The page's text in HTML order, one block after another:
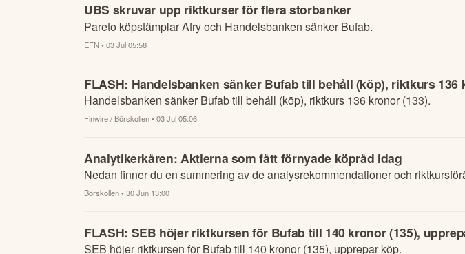
UBS skruvar upp riktkurser för flera storbanker
Pareto köpstämplar Afry och Handelsbanken sänker Bufab.
EFN• 03 Jul 05:58
FLASH: Handelsbanken sänker Bufab till behåll (köp), riktkurs 136
Handelsbanken sänker Bufab till behåll (köp), riktkurs 136 kronor (133).
Finwire / Börskollen• 03 Jul 05:06
Analytikerkåren: Aktierna som fått förnyade köpråd idag
Nedan finner du en summering av de analysrekommendationer och
Börskollen• 30 Jun 13:00
FLASH: SEB höjer riktkursen för Bufab till 140 kronor (135),
SEB höjer riktkursen för Bufab till 140 kronor (135), upprepar köp.